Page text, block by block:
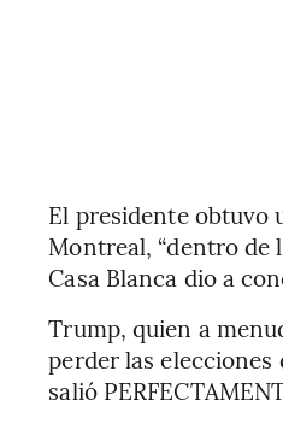
El presidente obtuvo
Montreal, “dentro de
Casa Blanca dio a
Trump, quien a
perder las
salió